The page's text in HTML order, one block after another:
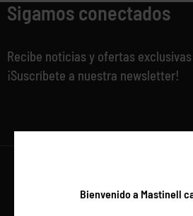
Sigamos conectados
Recibe noticias y ofertas
¡Suscríbete a nuestra newsletter!
Bienvenido a Mastinell